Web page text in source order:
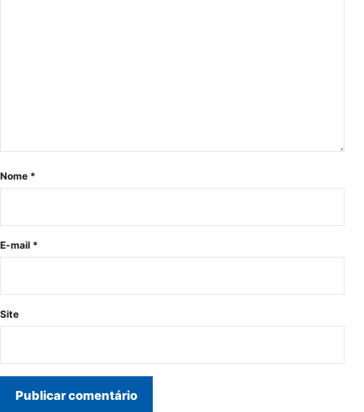
Nome *
E-mail *
Site